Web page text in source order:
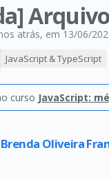
atrás, em 13/06/
JavaScript & TypeScript
curso JavaScript:
Brenda Oliveira